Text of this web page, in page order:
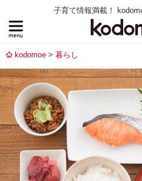
子育て情報満載！
kodomoe 暮らし